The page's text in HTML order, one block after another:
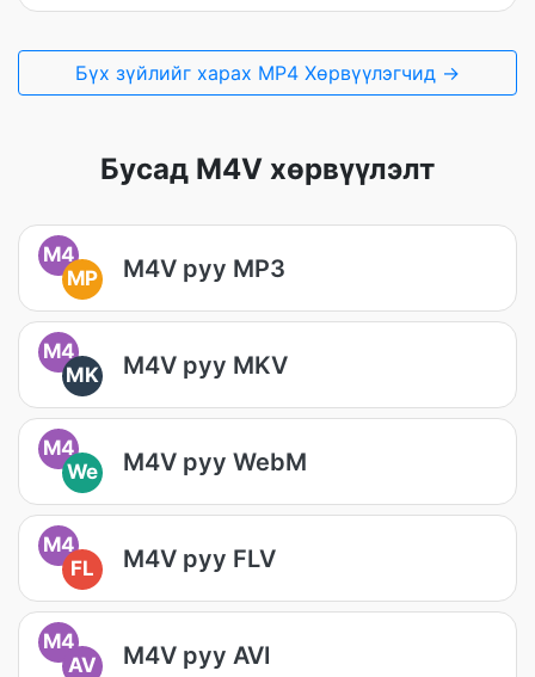
Бүх зүйлийг харах MP4 Хөрвүүлэгчид →
Бусад M4V хөрвүүлэлт
M4
MP
M4V руу MP3
M4
MK
M4V руу MKV
M4
We
M4V руу WebM
M4
FL
M4V руу FLV
M4
AV
M4V руу AVI